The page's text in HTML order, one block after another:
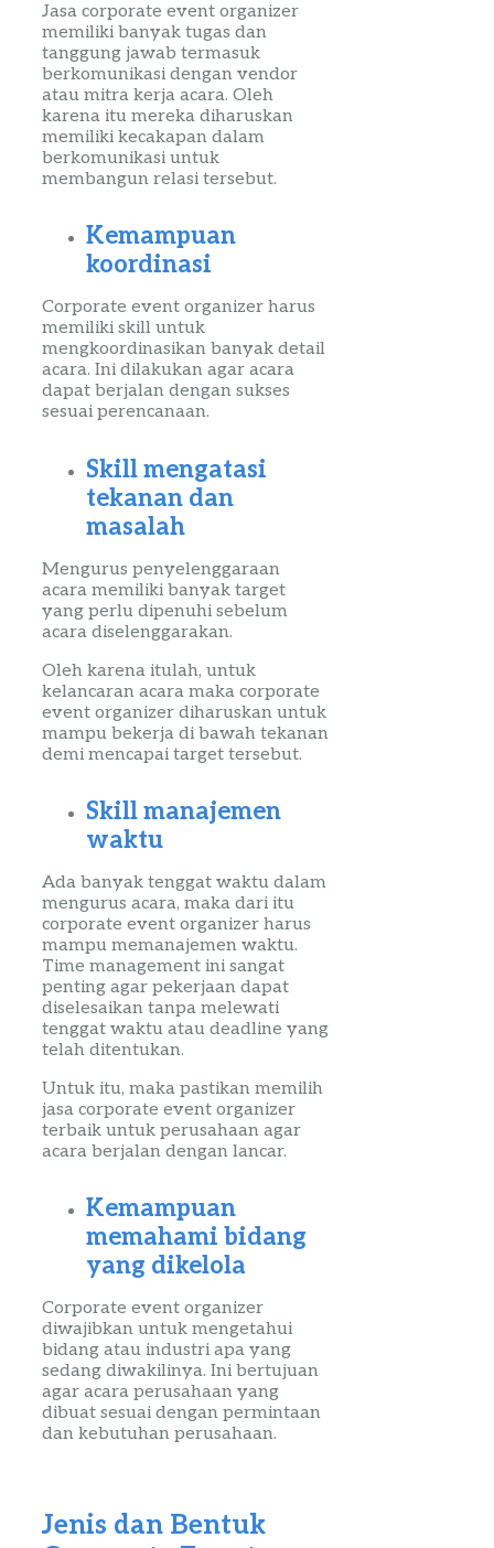
Jasa corporate event organizer
memiliki banyak tugas dan
tanggung jawab termasuk
berkomunikasi dengan vendor
atau mitra kerja acara. Oleh
karena itu mereka diharuskan
memiliki kecakapan dalam
berkomunikasi untuk
membangun relasi tersebut.
Kemampuan
koordinasi
Corporate event organizer harus
memiliki skill untuk
mengkoordinasikan banyak detail
acara. Ini dilakukan agar acara
dapat berjalan dengan sukses
sesuai perencanaan.
Skillmengatasi
tekanan dan
masalah
Mengurus penyelenggaraan
acara memiliki banyak target
yang perlu dipenuhi sebelum
acara diselenggarakan.
Oleh karena itulah, untuk
kelancaran acara maka corporate
event organizer diharuskan untuk
mampu bekerja di bawah tekanan
demi mencapai target tersebut.
Skillmanajemen
waktu
Ada banyak tenggat waktu dalam
mengurus acara, maka dari itu
corporate event organizer harus
mampu memanajemen waktu.
Time management ini sangat
penting agar pekerjaan dapat
diselesaikan tanpa melewati
tenggat waktu atau deadline yang
telah ditentukan.
Untuk itu, maka pastikan memilih
jasa corporate event organizer
terbaik untuk perusahaan agar
acara berjalan dengan lancar.
Kemampuan
memahami bidang
yang dikelola
Corporate event organizer
diwajibkan untuk mengetahui
bidang atau industri apa yang
sedang diwakilinya. Ini bertujuan
agar acara perusahaan yang
dibuat sesuai dengan permintaan
dan kebutuhan perusahaan.
Jenis dan Bentuk